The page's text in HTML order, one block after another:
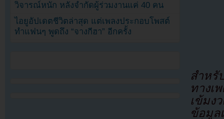
สำหรั
ทางเ
เข้ม
ข้อมู
วิจารณ์หนัก หลังจำกัดผู้ร่วมงานแค่ 40 คน
ไอยูอัปเดตชีวิตล่าสุด แต่เพลงประกอบโพสต์
ทำแฟนๆ พูดถึง “จางกีฮา” อีกครั้ง